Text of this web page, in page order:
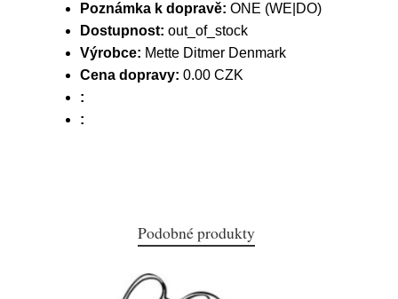
Poznámka k dopravě: ONE (WE|DO)
Dostupnost: out_of_stock
Výrobce: Mette Ditmer Denmark
Cena dopravy: 0.00 CZK
:
:
Podobné produkty